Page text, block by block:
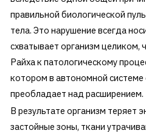
правильной биологической
тела. Это нарушение всегда
схватывает организм целиком,
Райха к патологическому
котором в автономной системе
преобладает над расширением.
В результате организм теряет
застойные зоны, ткани